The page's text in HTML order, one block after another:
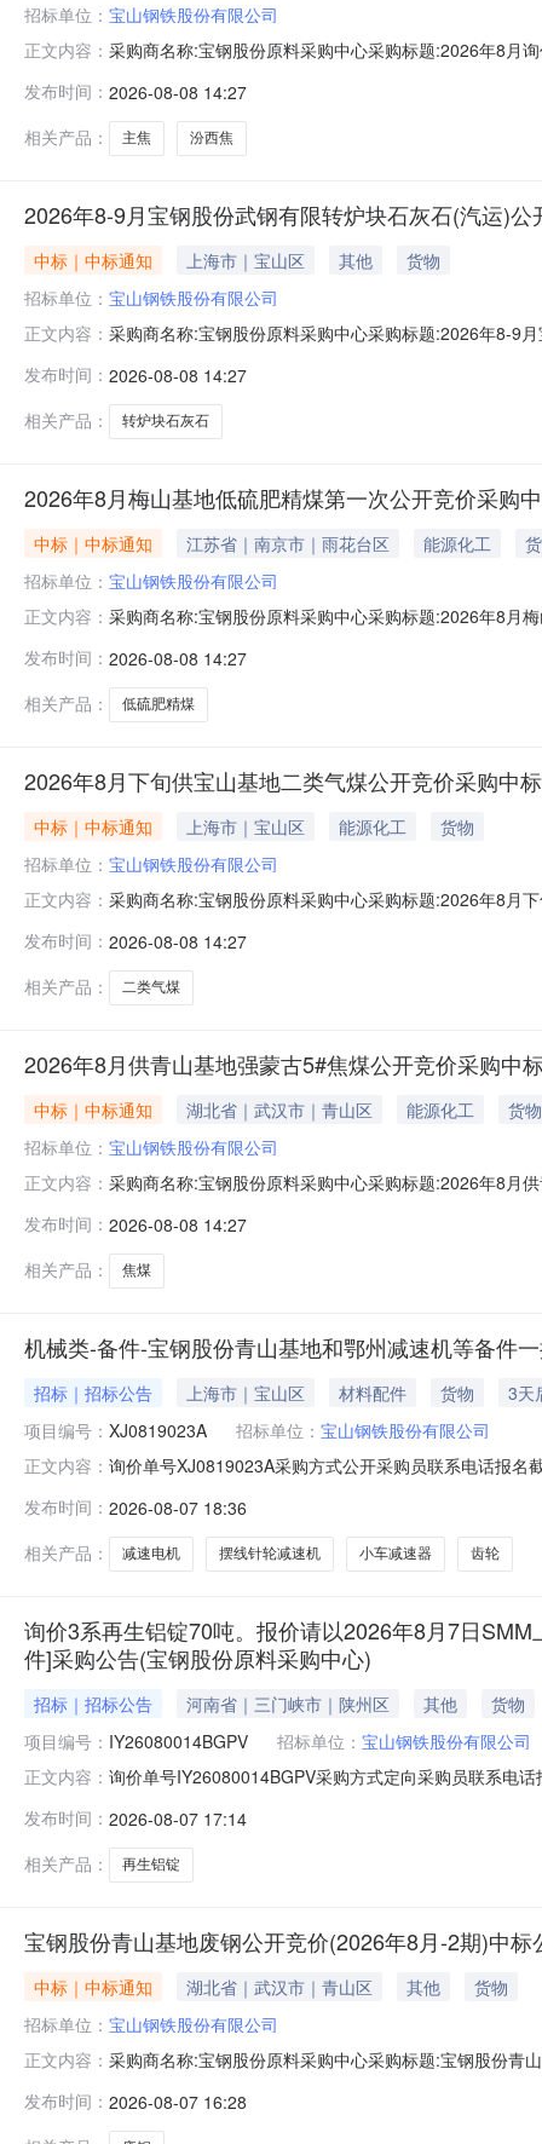
招标单位： 宝山钢铁股份有限公司
正文内容： 采购商名称:宝钢股份原料采购中心采购标题:2026年8月
发布时间： 2026-08-08 14:27
相关产品：
主焦 汾西焦
2026年8-9月宝钢股份武钢有限转炉块石灰石(汽运)
中标｜中标通知 上海市｜宝山区 其他
货物
招标单位： 宝山钢铁股份有限公司
正文内容： 采购商名称:宝钢股份原料采购中心采购标题:2026年8-9
发布时间： 2026-08-08 14:27
相关产品：
转炉块石灰石
2026年8月梅山基地低硫肥精煤第一次公开竞价采购
中标｜中标通知 江苏省｜南京市｜雨花台区 能源化工
招标单位： 宝山钢铁股份有限公司
正文内容： 采购商名称:宝钢股份原料采购中心采购标题:2026年8月
发布时间： 2026-08-08 14:27
相关产品：
低硫肥精煤
2026年8月下旬供宝山基地二类气煤公开竞价采购中
中标｜中标通知 上海市｜宝山区 能源化工
货物
招标单位： 宝山钢铁股份有限公司
正文内容： 采购商名称:宝钢股份原料采购中心采购标题:2026年8月
发布时间： 2026-08-08 14:27
相关产品：
二类气煤
2026年8月供青山基地强蒙古5#焦煤公开竞价采购中
中标｜中标通知 湖北省｜武汉市｜青山区 能源化工
货物
招标单位： 宝山钢铁股份有限公司
正文内容： 采购商名称:宝钢股份原料采购中心采购标题:2026年8月
发布时间： 2026-08-08 14:27
相关产品：
焦煤
机械类-备件-宝钢股份青山基地和鄂州减速机等备件
招标｜招标公告 上海市｜宝山区 材料配件 货物
3天
项目编号： XJ0819023A 招标单位： 宝山钢铁股份有限公司
正文内容： 询价单号XJ0819023A采购方式公开采购员联系电话报
比:187;外形尺寸:中心高:290mm;原制造商:常州市武进
发布时间： 2026-08-07 18:36
相关产品：
减速电机 摆线针轮减速机 小车减速器 齿轮
询价3系再生铝锭70吨。报价请以2026年8月7日
件]采购公告(宝钢股份原料采购中心)
招标｜招标公告 河南省｜三门峡市｜陕州区 其他
货物
项目编号： IY26080014BGPV 招标单位： 宝山钢铁股份有限公司
正文内容： 询价单号IY26080014BGPV采购方式定向采购员联系电
额度：0.0元三、商务条款：定价说明：湿公吨。限价类
发布时间： 2026-08-07 17:14
相关产品：
再生铝锭
宝钢股份青山基地废钢公开竞价(2026年8月-2期)中标
中标｜中标通知 湖北省｜武汉市｜青山区 其他
货物
招标单位： 宝山钢铁股份有限公司
正文内容： 采购商名称:宝钢股份原料采购中心采购标题:宝钢股份青
发布时间： 2026-08-07 16:28